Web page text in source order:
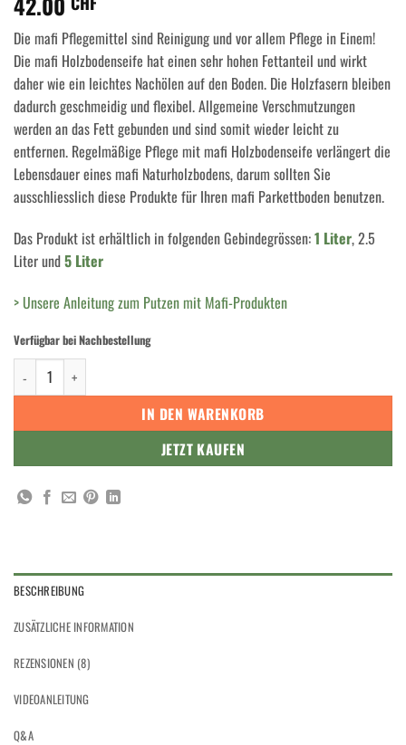
basierend
Kundenbewertungen
Die mafi Pflegemittel sind Reinigung und vor allem Pflege in Einem!
Die mafi Holzbodenseife hat einen sehr hohen Fettanteil und wirkt
daher wie ein leichtes Nachölen auf den Boden. Die Holzfasern bleiben
dadurch geschmeidig und flexibel. Allgemeine Verschmutzungen
werden an das Fett gebunden und sind somit wieder leicht zu
entfernen. Regelmäßige Pflege mit mafi Holzbodenseife verlängert die
Lebensdauer eines mafi Naturholzbodens, darum sollten Sie
ausschliesslich diese Produkte für Ihren mafi Parkettboden benutzen.
Das Produkt ist erhältlich in folgenden Gebindegrössen:1 Liter, 2.5
Liter und5 Liter
> Unsere Anleitung zum Putzen mit Mafi-Produkten
Verfügbar bei Nachbestellung
Mafi HOLZBODENSEIFE NATUR 2.5L Menge
IN DEN WARENKORB
JETZT KAUFEN
BESCHREIBUNG
ZUSÄTZLICHE INFORMATION
REZENSIONEN (8)
VIDEOANLEITUNG
Q&A